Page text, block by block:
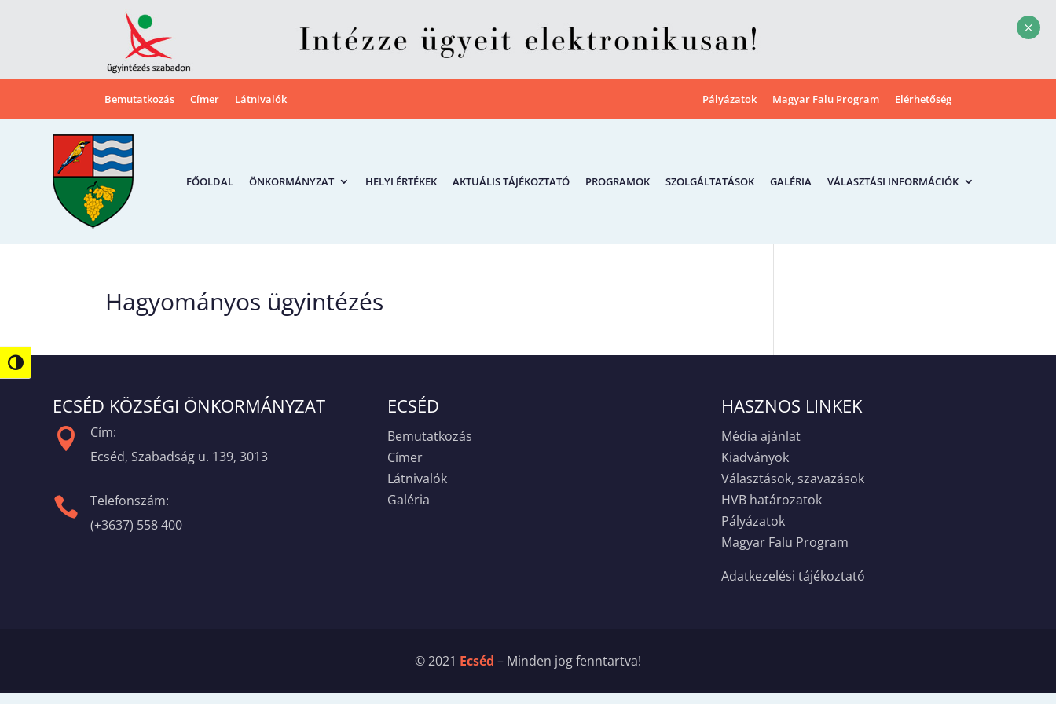
Nagy kontraszt váltása
M
Bemutatkozás Címer Látnivalók Pályázatok Magyar Falu Program Elérhetőség
FŐOLDAL ÖNKORMÁNYZAT HELYI ÉRTÉKEK AKTUÁLIS TÁJÉKOZTATÓ PROGRAMOK SZOLGÁLTATÁSOK GALÉRIA VÁLASZTÁSI INFORMÁCIÓK
Hagyományos ügyintézés
ECSÉD KÖZSÉGI ÖNKORMÁNYZAT

Cím:
Ecséd, Szabadság u. 139, 3013

Telefonszám:
(+3637) 558 400
ECSÉD
Bemutatkozás
Címer
Látnivalók
Galéria
HASZNOS LINKEK
Média ajánlat
Kiadványok
Választások, szavazások
HVB határozatok
Pályázatok
Magyar Falu Program
Adatkezelési tájékoztató
© 2021 Ecséd – Minden jog fenntartva!